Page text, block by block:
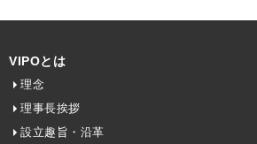
VIPOとは
理念
理事長挨拶
設立趣旨・沿革